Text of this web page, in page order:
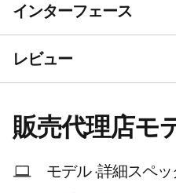
Windows 11 Pro 64bit
その他のエディション選択可
AMD Ryzen™ 7 PRO 7730U
AMD Ryzen™ 3 PRO 7330U
インターフェース
レビュー
販売代理店モ
モデル ·詳細スペ